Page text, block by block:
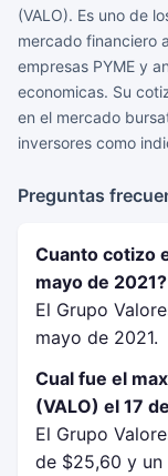
(VALO). Es uno de
mercado financiero
empresas PYME y
economicas. Su
en el mercado
inversores como
Preguntas
Cuanto cotizo
mayo de 2021?
El Grupo
mayo de 2021.
Cual fue el
(VALO) el 17
El Grupo
de $25,60 y un